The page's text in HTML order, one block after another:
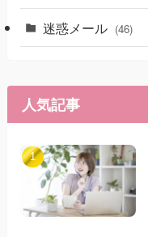
迷惑メール (46)
人気記事